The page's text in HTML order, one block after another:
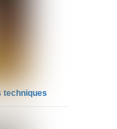
techniques